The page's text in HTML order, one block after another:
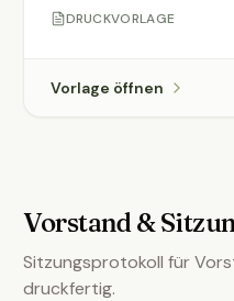
DRUCKVORLAGE
Vorlage öffnen
Vorstand &
Sitzungsprotokoll für
druckfertig.